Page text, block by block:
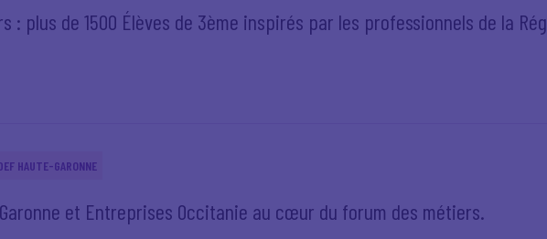
: plus de 1500 Élèves de 3ème inspirés par les professionnels de la
HAUTE-GARONNE
et Entreprises Occitanie au cœur du forum des métiers.